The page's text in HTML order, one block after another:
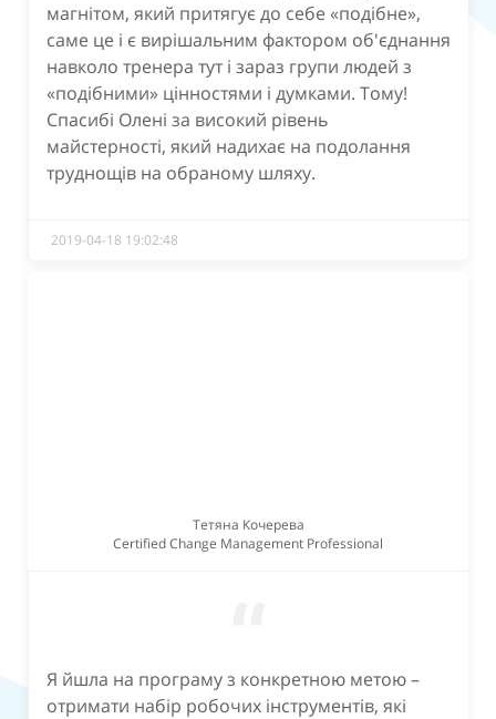
магнітом, який притягує до себе «подібне»,
саме це і є вирішальним фактором об'єднання
навколо тренера тут і зараз групи людей з
«подібними» цінностями і думками. Тому!
Спасибі Олені за високий рівень
майстерності, який надихає на подолання
труднощів на обраному шляху.
2019-04-18 19:02:48
Тетяна Кочерева
Certified Change Management Professional
Я йшла на програму з конкретною метою –
отримати набір робочих інструментів, які